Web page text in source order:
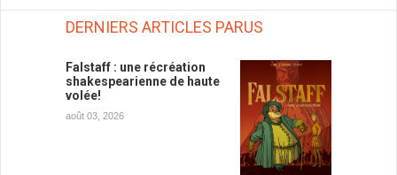
DERNIERS ARTICLES PARUS
Falstaff : une récréation
shakespearienne de haute
volée!
août 03, 2026